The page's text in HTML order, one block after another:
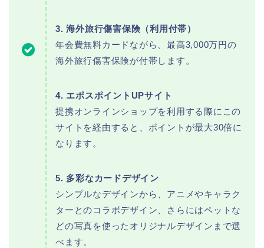
3. 海外旅行傷害保険（利用付帯）
年会費無料カードながら、最高3,000万円の
海外旅行傷害保険が付帯します。
4. エポスポイントUPサイト
提携オンラインショップを利用する際にこの
サイトを経由すると、ポイントが最大30倍に
なります。
5. 多彩なカードデザイン
シンプルなデザインから、アニメやキャラク
ターとのコラボデザイン、さらにはペットな
どの写真を使ったオリジナルデザインまで選
べます。